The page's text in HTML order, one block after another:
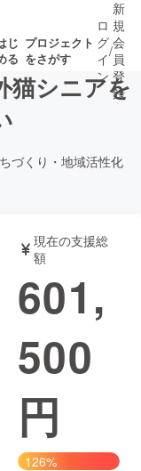
じ
る
プロジェクト
をさがす
ト
もうすぐ公開
されます
音楽
ゲーム・サ
ロ
グ
イ
ン
/
新
規
会
員
登
録
猫シニアを
づくり・地域活性化
現在の支援総
額
601,
500
円
126%